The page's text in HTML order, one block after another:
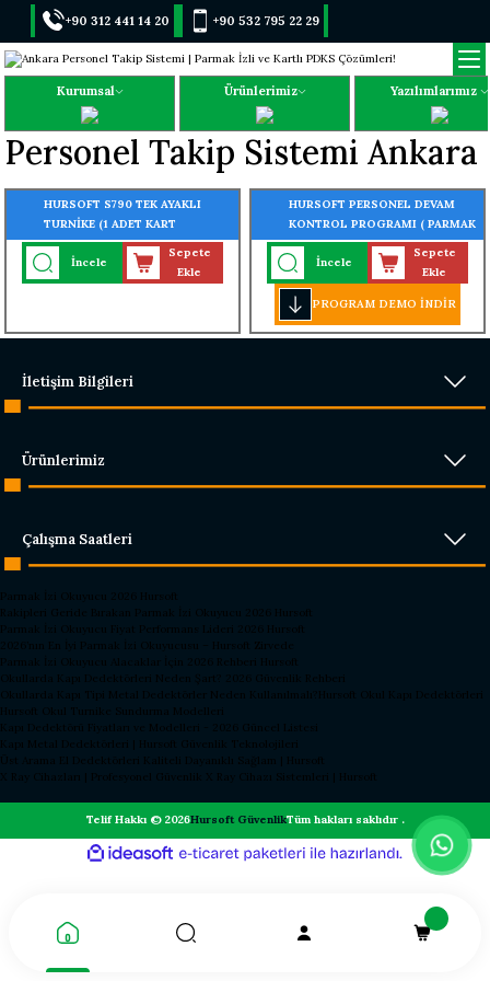
+90 312 441 14 20 +90 532 795 22 29
Kurumsal Ürünlerimiz Yazılımlarımız
Personel Takip Sistemi Ankara
HURSOFT S790 TEK AYAKLI
TURNİKE (1 ADET KART
OKUYUCU TURNİKEYE
MONTELİ)
İncele
Sepete
Ekle
HURSOFT PERSONEL DEVAM
KONTROL PROGRAMI ( PARMAK
İZİ - KARTLI - YÜZ TANIMALI -
TURNİKE GEÇİŞ SİSTEMLİ)
İncele
Sepete
Ekle
PROGRAM DEMO İNDİR
İletişim Bilgileri
Ürünlerimiz
Çalışma Saatleri
Parmak İzi Okuyucu 2026 Hursoft
Rakipleri Geride Bırakan Parmak İzi Okuyucu 2026 Hursoft
Parmak İzi Okuyucu Fiyat Performans Lideri 2026 Hursoft
2026’nın En İyi Parmak İzi Okuyucusu – Hursoft Zirvede
Parmak İzi Okuyucu Alacaklar İçin 2026 Rehberi Hursoft
Okullarda Kapı Dedektörleri Neden Şart? 2026 Güvenlik Rehberi
Okullarda Kapı Tipi Metal Dedektörler Neden Kullanılmalı?Hursoft Okul Kapı Dedektörleri
Hursoft Okul Turnike Sundurma Modelleri
Kapı Dedektörü Fiyatları ve Modelleri - 2026 Güncel Listesi
Kapı Metal Dedektörleri | Hursoft Güvenlik Teknolojileri
Üst Arama El Dedektörleri Kaliteli Dayanıklı Sağlam | Hursoft
X Ray Cihazları | Profesyonel Güvenlik X Ray Cihazı Sistemleri | Hursoft
Telif Hakkı © 2026Hursoft GüvenlikTüm hakları saklıdır .
ideasoft
e-
ile
hazırlandı.